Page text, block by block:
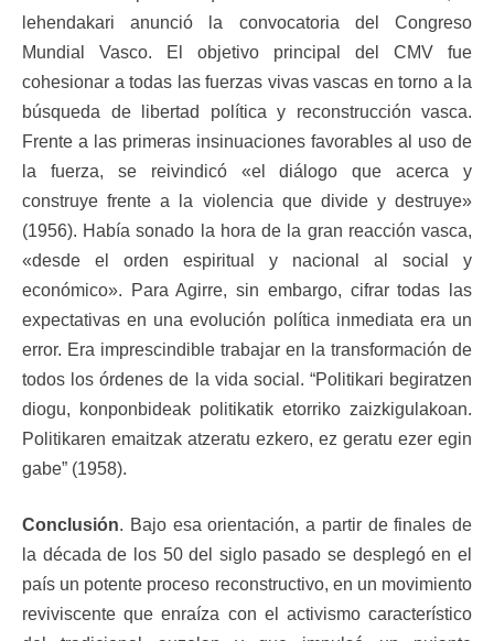
lehendakari anunció la convocatoria del Congreso
Mundial Vasco. El objetivo principal del CMV fue
cohesionar a todas las fuerzas vivas vascas en torno a la
búsqueda de libertad política y reconstrucción vasca.
Frente a las primeras insinuaciones favorables al uso de
la fuerza, se reivindicó «el diálogo que acerca y
construye frente a la violencia que divide y destruye»
(1956). Había sonado la hora de la gran reacción vasca,
«desde el orden espiritual y nacional al social y
económico». Para Agirre, sin embargo, cifrar todas las
expectativas en una evolución política inmediata era un
error. Era imprescindible trabajar en la transformación de
todos los órdenes de la vida social. “Politikari begiratzen
diogu, konponbideak politikatik etorriko zaizkigulakoan.
Politikaren emaitzak atzeratu ezkero, ez geratu ezer egin
gabe” (1958).
Conclusión. Bajo esa orientación, a partir de finales de
la década de los 50 del siglo pasado se desplegó en el
país un potente proceso reconstructivo, en un movimiento
reviviscente que enraíza con el activismo característico